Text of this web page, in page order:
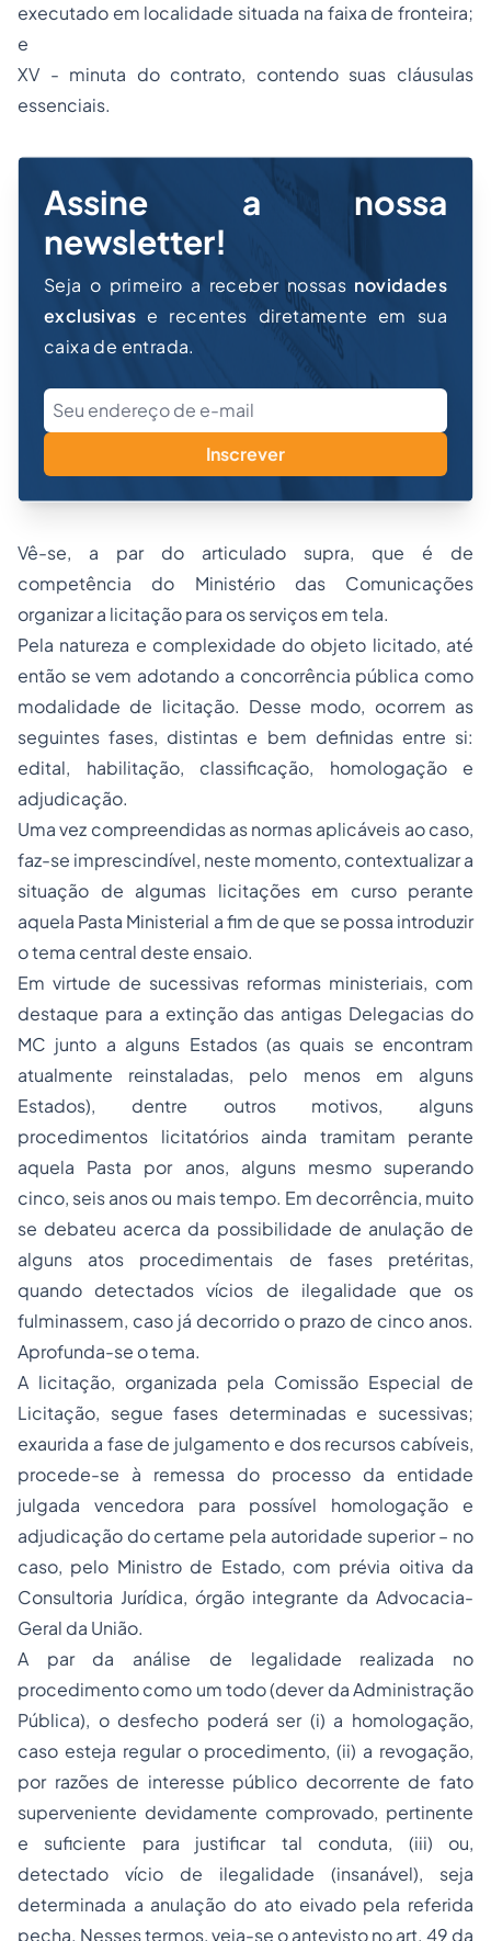
executado em localidade situada na faixa de fronteira;
e
XV - minuta do contrato, contendo suas cláusulas
essenciais.
Assine a nossa
newsletter!
Seja o primeiro a receber nossas novidades
exclusivas e recentes diretamente em sua
caixa de entrada.
Inscrever
Vê-se, a par do articulado supra, que é de
competência do Ministério das Comunicações
organizar a licitaçãopara os serviços em tela.
Pela natureza e complexidade do objeto licitado, até
então se vem adotando a concorrência pública como
modalidade de licitação. Desse modo, ocorrem as
seguintes fases, distintas e bem definidas entre si:
edital, habilitação, classificação, homologação e
adjudicação.
Uma vez compreendidas as normas aplicáveis ao caso,
faz-se imprescindível, neste momento, contextualizar a
situação de algumas licitações em curso perante
aquela Pasta Ministerial a fim de que se possa introduzir
o tema central deste ensaio.
Em virtude de sucessivas reformas ministeriais, com
destaque para a extinção das antigas Delegacias do
MC junto a alguns Estados (as quais se encontram
atualmente reinstaladas, pelo menos em alguns
Estados), dentre outros motivos, alguns
procedimentos licitatórios ainda tramitam perante
aquela Pasta por anos, alguns mesmo superando
cinco, seis anos ou mais tempo. Em decorrência, muito
se debateu acerca da possibilidade de anulação de
alguns atos procedimentais de fases pretéritas,
quando detectados vícios de ilegalidade que os
fulminassem, caso já decorrido o prazo de cinco anos.
Aprofunda-se o tema.
A licitação, organizada pela Comissão Especial de
Licitação, segue fases determinadas e sucessivas;
exaurida a fase de julgamento e dos recursos cabíveis,
procede-se à remessa do processo da entidade
julgada vencedora para possível homologação e
adjudicação do certame pela autoridade superior – no
caso, pelo Ministro de Estado, com prévia oitiva da
Consultoria Jurídica, órgão integrante da Advocacia-
Geral da União.
A par da análise de legalidade realizada no
procedimento como um todo (dever da Administração
Pública), o desfecho poderá ser (i) a homologação,
caso esteja regular o procedimento, (ii) a revogação,
por razões de interesse público decorrente de fato
superveniente devidamente comprovado, pertinente
e suficiente para justificar tal conduta, (iii) ou,
detectado vício de ilegalidade (insanável), seja
determinada a anulação do ato eivado pela referida
pecha. Nesses termos, veja-se o antevisto no art. 49 da